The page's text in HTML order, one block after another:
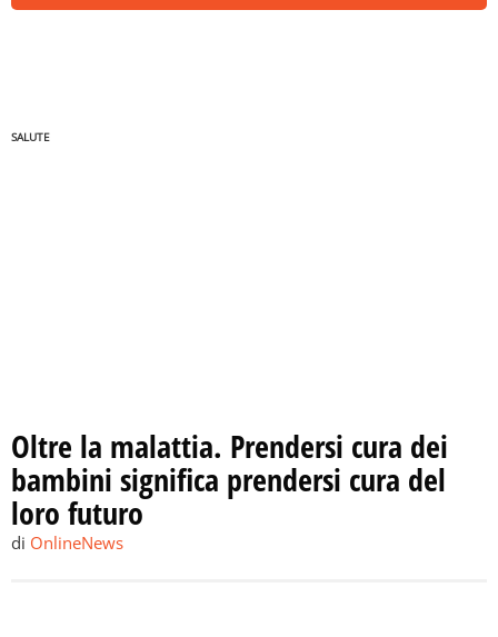
SALUTE
Oltre la malattia. Prendersi cura dei
bambini significa prendersi cura del
loro futuro
di OnlineNews